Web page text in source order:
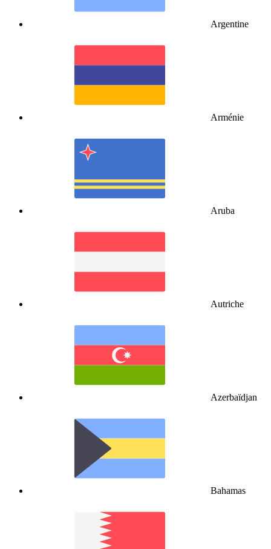
Argentine
Arménie
Aruba
Autriche
Azerbaïdjan
Bahamas